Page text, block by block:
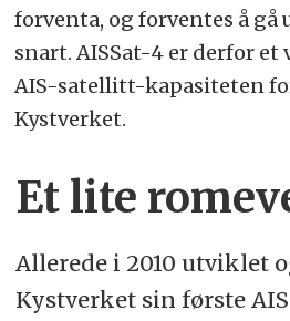
forventa, og forventes å gå
snart. AISSat-4 er derfor
AIS-satellitt-kapasiteten
Kystverket.
Et lite
Allerede i 2010 utviklet
Kystverket sin første